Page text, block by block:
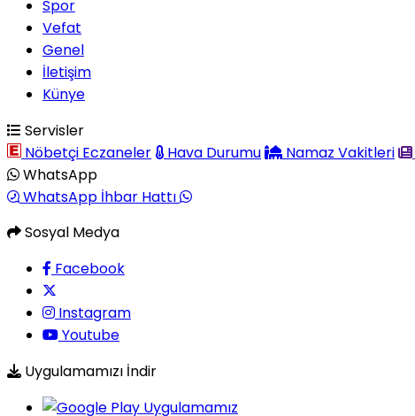
Spor
Vefat
Genel
İletişim
Künye
Servisler
Nöbetçi Eczaneler
Hava Durumu Namaz Vakitleri
WhatsApp
WhatsApp İhbar Hattı
Sosyal Medya
Facebook
Instagram
Youtube
Uygulamamızı İndir